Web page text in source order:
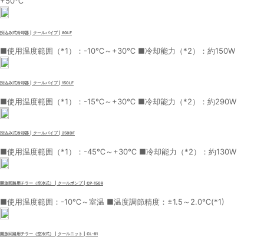
投込み式冷却器 | クールパイプ | 80LF
■使用温度範囲（*1）：-10℃～+30℃ ■冷却能力（*2）：約150W
投込み式冷却器 | クールパイプ | 150LF
■使用温度範囲（*1）：-15℃～+30℃ ■冷却能力（*2）：約290W
投込み式冷却器 | クールパイプ | 250DF
■使用温度範囲（*1）：-45℃～+30℃ ■冷却能力（*2）：約130W
開放回路用チラー（空冷式） | クールポンプ | CP-150R
■使用温度範囲：-10℃～室温 ■温度調節精度：±1.5～2.0℃(*1)
開放回路用チラー（空冷式） | クールニット | CL-81